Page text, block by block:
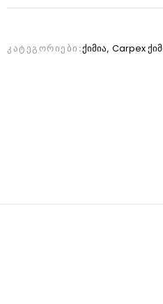
ᲙᲐᲢᲔᲒᲝᲠᲘᲔᲑᲘ:ქიმია, Carpex